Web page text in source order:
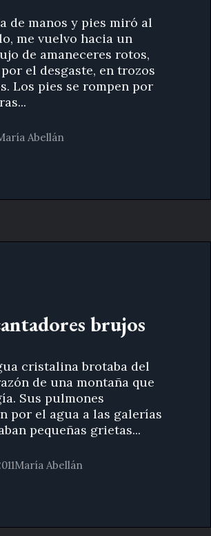
de manos y pies miró al
me vuelvo hacia un
de amaneceres rotos,
el desgaste, en trozos
Los pies se rompen por
Abellán
brujos
cristalina brotaba del
de una montaña que
Sus pulmones
por el agua a las galerías
pequeñas grietas...
María Abellán